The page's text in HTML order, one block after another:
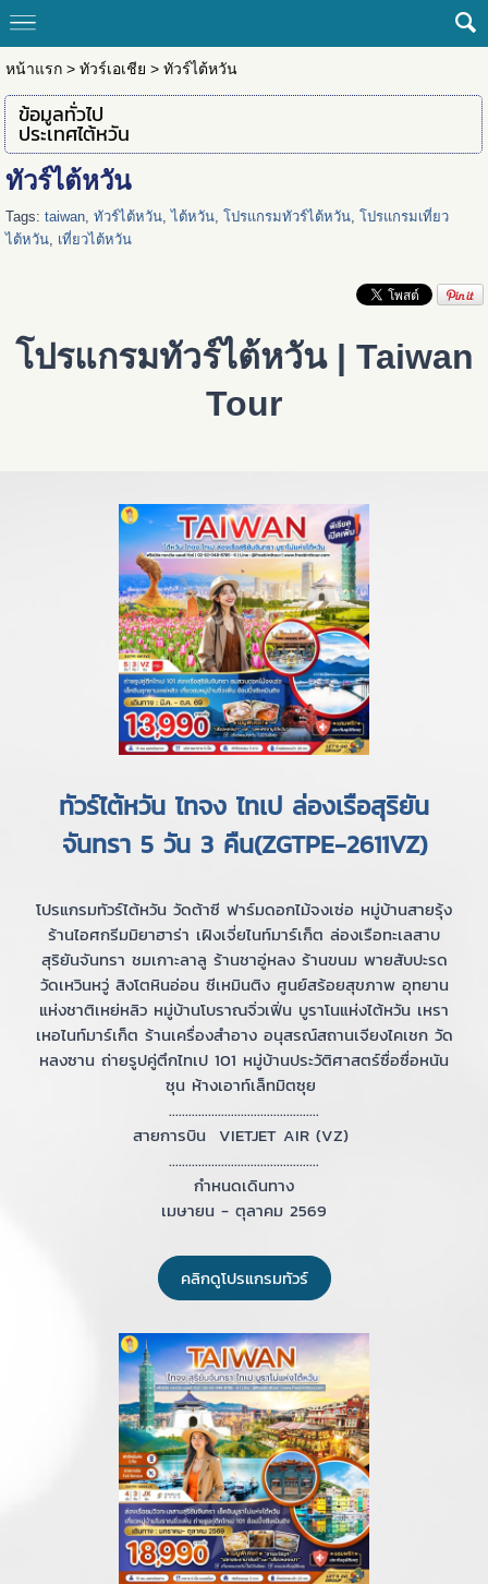
หน้าแรก> ทัวร์เอเชีย > ทัวร์ไต้หวัน
ข้อมูลทั่วไป
ประเทศไต้หวัน
ทัวร์ไต้หวัน
Tags: taiwan, ทัวร์ไต้หวัน,ไต้หวัน, โปรแกรมทัวร์ไต้หวัน, โปรแกรมเที่ยว
ไต้หวัน, เที่ยวไต้หวัน
โปรแกรมทัวร์ไต้หวัน | Taiwan
Tour
ทัวร์ไต้หวัน ไทจง ไทเป ล่องเรือสุริยัน
จันทรา 5 วัน 3 คืน(ZGTPE-2611VZ)
โปรแกรมทัวร์ไต้หวัน วัดต้าซี ฟาร์มดอกไม้จงเซ่อ หมู่บ้านสายรุ้ง
ร้านไอศกรีมมิยาฮาร่า เฝิงเจี่ยไนท์มาร์เก็ต ล่องเรือทะเลสาบ
สุริยันจันทรา ชมเกาะลาลู ร้านชาอู่หลง ร้านขนม พายสับปะรด
วัดเหวินหวู่ สิงโตหินอ่อน ซีเหมินติง ศูนย์สร้อยสุขภาพ อุทยาน
แห่งชาติเหย่หลิว หมู่บ้านโบราณจิ่วเฟิ่น บูราโนแห่งไต้หวัน เหรา
เหอไนท์มาร์เก็ต ร้านเครื่องสำอาง อนุสรณ์สถานเจียงไคเชก วัด
หลงซาน ถ่ายรูปคู่ตึกไทเป 101 หมู่บ้านประวัติศาสตร์ซื่อซื่อหนัน
ซุน ห้างเอาท์เล็ทมิตซุย
..............................................
สายการบิน VIETJET AIR (VZ)
..............................................
กำหนดเดินทาง
เมษายน - ตุลาคม 2569
คลิกดูโปรแกรมทัวร์